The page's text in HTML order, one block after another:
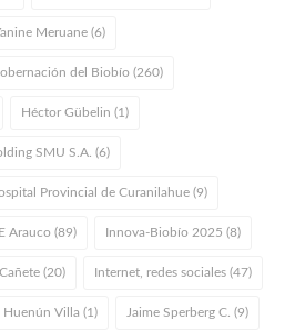
Meruane (6)
del Biobío (260)
Héctor Gübelin (1)
SMU S.A. (6)
Provincial de Curanilahue (9)
Arauco (89) Innova-Biobío 2025 (8)
(20) Internet, redes sociales (47)
Huenún Villa (1) Jaime Sperberg C. (9)